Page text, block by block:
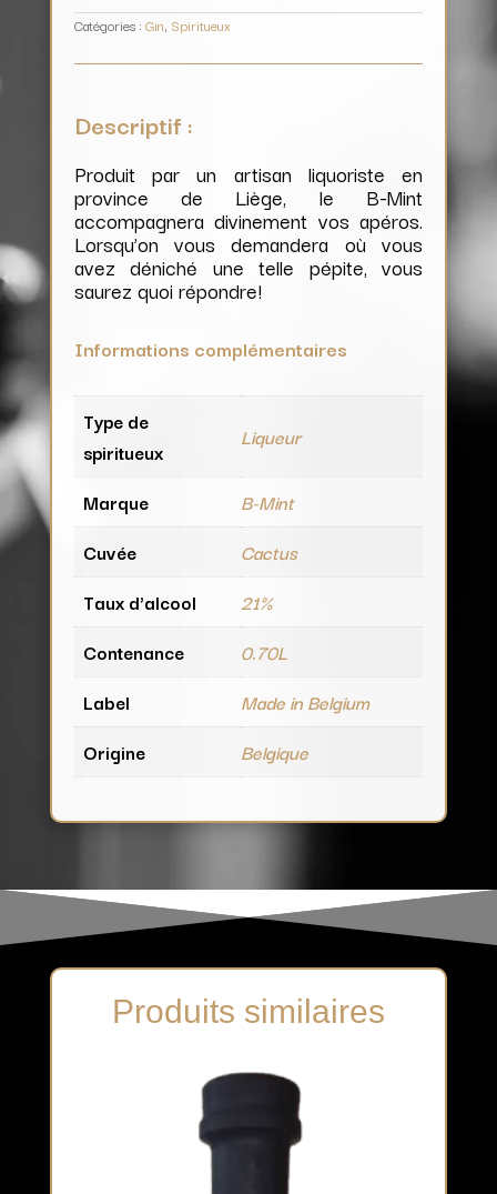
Catégories : Gin, Spiritueux
Descriptif :
Produit par un artisan liquoriste en
province de Liège, le B-Mint
accompagnera divinement vos apéros.
Lorsqu’on vous demandera où vous
avez déniché une telle pépite, vous
saurez quoi répondre!
Informations complémentaires
Type de
spiritueux
Liqueur
Marque
B-Mint
Cuvée
Cactus
Taux d'alcool
21%
Contenance
0.70L
Label
Made in Belgium
Origine
Belgique
Produits similaires